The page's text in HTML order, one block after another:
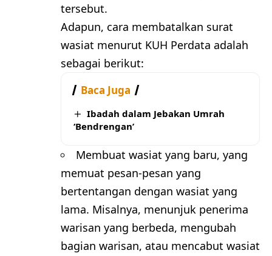
tersebut.
Adapun, cara membatalkan surat
wasiat menurut KUH Perdata adalah
sebagai berikut:
Baca Juga
Ibadah dalam Jebakan Umrah
‘Bendrengan’
Membuat wasiat yang baru, yang
memuat pesan-pesan yang
bertentangan dengan wasiat yang
lama. Misalnya, menunjuk penerima
warisan yang berbeda, mengubah
bagian warisan, atau mencabut wasiat